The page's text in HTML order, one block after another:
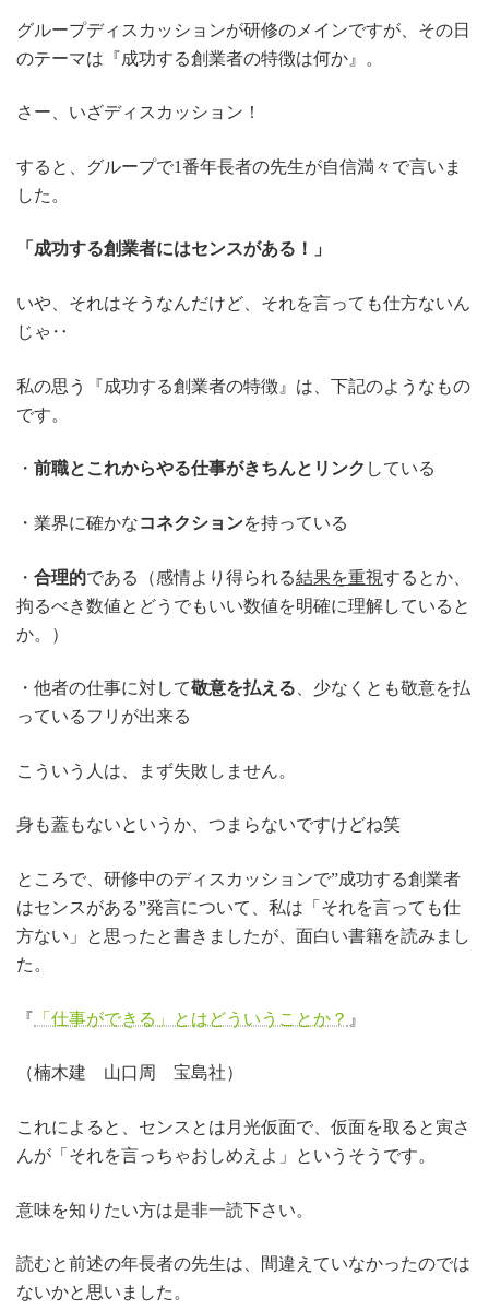
グループディスカッションが研修のメインですが、その日
のテーマは『成功する創業者の特徴は何か』。
さー、いざディスカッション！
すると、グループで1番年長者の先生が自信満々で言いま
した。
「成功する創業者にはセンスがある！」
いや、それはそうなんだけど、それを言っても仕方ないん
じゃ‥
私の思う『成功する創業者の特徴』は、下記のようなもの
です。
・ 前職とこれからやる仕事がきちんとリンク している
・業界に確かなコネクションを持っている
・ 合理的である（感情より得られる結果を重視するとか、
拘るべき数値とどうでもいい数値を明確に理解していると
か。）
・他者の仕事に対して敬意を払える 、少なくとも敬意を払
っているフリが出来る
こういう人は、まず失敗しません。
身も蓋もないというか、つまらないですけどね笑
ところで、研修中のディスカッションで”成功する創業者
はセンスがある”発言について、私は「それを言っても仕
方ない」と思ったと書きましたが、面白い書籍を読みまし
た。
『 「仕事ができる」とはどういうことか？ 』
（楠木建 山口周 宝島社）
これによると、センスとは月光仮面で、仮面を取ると寅さ
んが「それを言っちゃおしめえよ」というそうです。
意味を知りたい方は是非一読下さい。
読むと前述の年長者の先生は、間違えていなかったのでは
ないかと思いました。